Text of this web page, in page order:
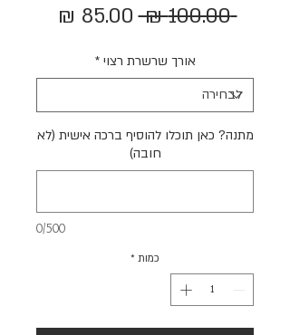
‏100.00 ‏₪
מחיר
אורך שרשרת רצוי *
מתנה? כאן תוכלו להוסיף ברכה אישית (לא
חובה)
0/500
כמות *